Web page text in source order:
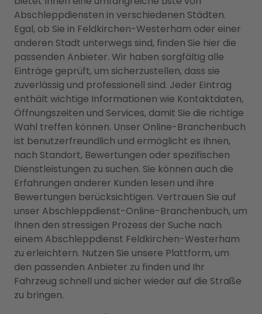
Abschleppdiensten in verschiedenen Städten.
Egal, ob Sie in Feldkirchen-Westerham oder einer
anderen Stadt unterwegs sind, finden Sie hier die
passenden Anbieter. Wir haben sorgfältig alle
Einträge geprüft, um sicherzustellen, dass sie
zuverlässig und professionell sind. Jeder Eintrag
enthält wichtige Informationen wie Kontaktdaten,
Öffnungszeiten und Services, damit Sie die richtige
Wahl treffen können. Unser Online-Branchenbuch
ist benutzerfreundlich und ermöglicht es Ihnen,
nach Standort, Bewertungen oder spezifischen
Dienstleistungen zu suchen. Sie können auch die
Erfahrungen anderer Kunden lesen und ihre
Bewertungen berücksichtigen. Vertrauen Sie auf
unser Abschleppdienst-Online-Branchenbuch, um
Ihnen den stressigen Prozess der Suche nach
einem Abschleppdienst Feldkirchen-Westerham
zu erleichtern. Nutzen Sie unsere Plattform, um
den passenden Anbieter zu finden und Ihr
Fahrzeug schnell und sicher wieder auf die Straße
zu bringen.